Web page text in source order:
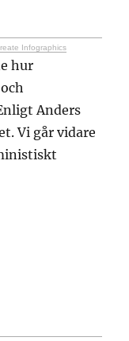
Infographics
hur
Anders
Vi går vidare